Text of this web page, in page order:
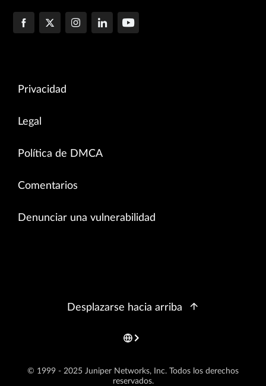
Privacidad
Legal
Política de DMCA
Comentarios
Denunciar una vulnerabilidad
© 1999 - 2025 Juniper Networks, Inc. Todos los derechos
reservados.
Desplazarse hacia arriba